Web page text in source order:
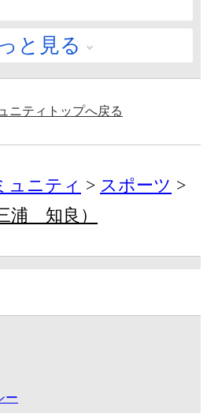
と見る
ニティトップへ戻る
ュニティ
スポーツ
浦 知良）
ー